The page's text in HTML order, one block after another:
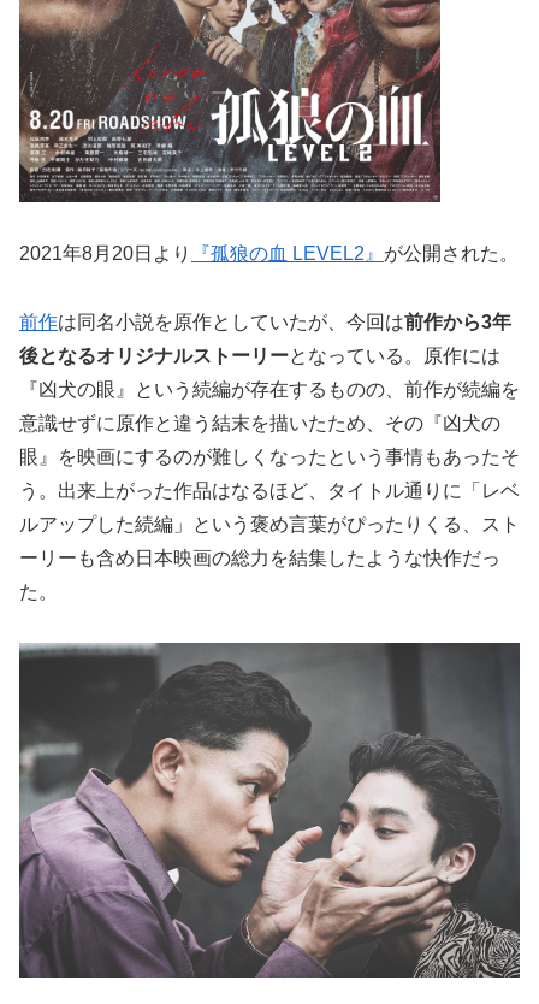
2021年8月20日より 『孤狼の血 LEVEL2』 が公開された。
前作は同名小説を原作としていたが、今回は前作から3年
後となるオリジナルストーリーとなっている。原作には
『凶犬の眼』という続編が存在するものの、前作が続編を
意識せずに原作と違う結末を描いたため、その『凶犬の
眼』を映画にするのが難しくなったという事情もあったそ
う。出来上がった作品はなるほど、タイトル通りに「レベ
ルアップした続編」という褒め言葉がぴったりくる、スト
ーリーも含め日本映画の総力を結集したような快作だっ
た。